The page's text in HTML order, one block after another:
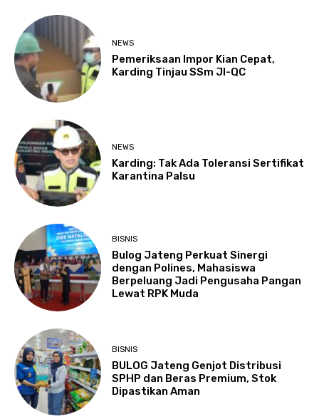
NEWS
Pemeriksaan Impor Kian Cepat,
Karding Tinjau SSm JI-QC
NEWS
Karding: Tak Ada Toleransi Sertifikat
Karantina Palsu
BISNIS
Bulog Jateng Perkuat Sinergi
dengan Polines, Mahasiswa
Berpeluang Jadi Pengusaha Pangan
Lewat RPK Muda
BISNIS
BULOG Jateng Genjot Distribusi
SPHP dan Beras Premium, Stok
Dipastikan Aman